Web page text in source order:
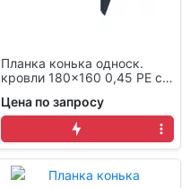
Планка конька односк.
кровли 180x160 0,45 PE с
асфальт
Цена по запросу